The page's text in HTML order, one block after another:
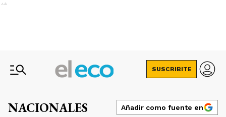
Ads
SUSCRIBITE
NACIONALES Añadir como fuente en